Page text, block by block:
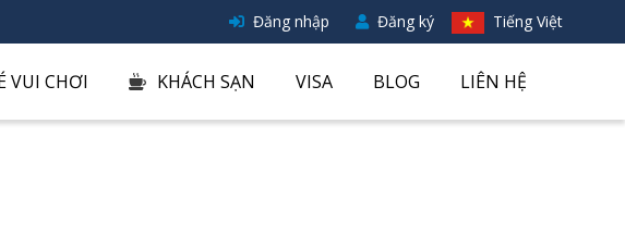
Đăng nhập Đăng ký Tiếng Việt
VUI CHƠI KHÁCH SẠN VISA BLOG LIÊN HỆ